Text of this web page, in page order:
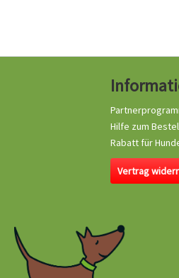
Hilfe zum
Rabatt für
Vertrag